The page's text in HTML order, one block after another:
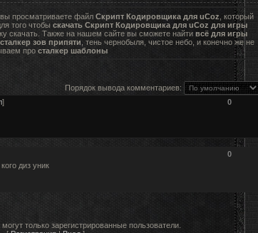
просматриваете файл Скрипт Кодировщика для uCoz , который
того чтобы скачать Скрипт Кодировщика для uCoz для игры
скачать. Также на нашем сайте вы сможете найти всё для игры
зов припяти , тень чернобыля, чистое небо, и конечно же не
про сталкер шаблоны
Порядок вывода комментариев:
0
]
0
диз уник
только зарегистрированные пользователи.